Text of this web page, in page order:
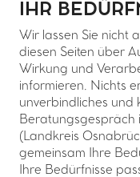
IHR
Wir lassen Sie nicht
diesen Seiten über
Wirkung und
informieren. Nichts
unverbindliches und
Beratungsgespräch
(Landkreis
gemeinsam Ihre
Ihre Bedürfnisse